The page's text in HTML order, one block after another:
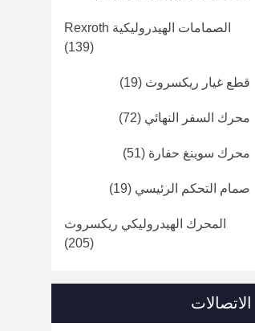
الصمامات الهيدروليكية Rexroth
(139)
قطع غيار ريكسروث (19)
محرك السفر النهائي (72)
محرك سوينغ حفارة (51)
صمام التحكم الرئيسي (19)
المحرك الهيدروليكي ريكسروث
(205)
الاتصالات